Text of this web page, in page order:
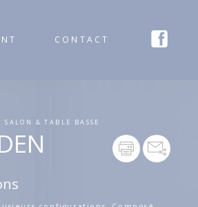
CONTACT
SALON & TABLE BASSE